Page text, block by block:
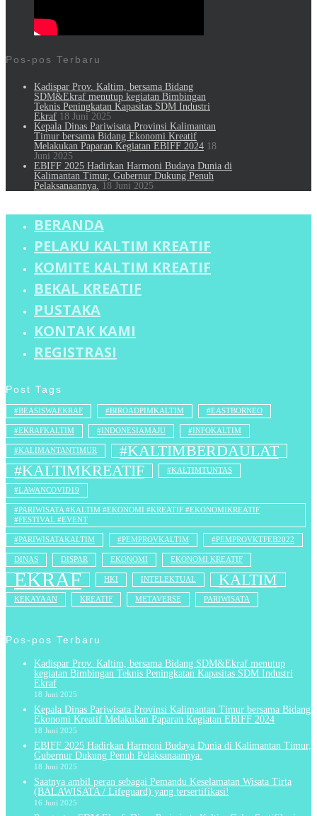
Pos-pos Terbaru
Kadispar Prov. Kaltim, bersama Bidang
SDM&Ekraf menutup kegiatan Bimbingan
Teknis Peningkatan Kapasitas SDM Industri
Ekraf 18 Juni 2025
Kepala Dinas Pariwisata Provinsi Kalimantan
Timur bersama Bidang Ekonomi Kreatif
Melakukan Paparan Kegiatan EBIFF 2024 18
Juni 2025
EBIFF 2025 Hadirkan Harmoni Budaya Dunia di
Kalimantan Timur, Gubernur Dukung Penuh
Pelaksanaannya.
18 Juni 2025
BERANDA
PELAKU KALTIM KREATIF
KOMITE KALTIM KREATIF
SUSUNAN PENGURUS
PROGRAM KERJA
SK-GUBERNUR-TTG-KOMITE-EKONOMI-
KREATIF-PROV.-KALTIM-2021
BEKAL KREATIF
JENIS BEASISWA SERTIFIKASI KOMPETENSI
TATA CARA PENDAFTARAN
JADWAL PELAKSANAAN
PUSTAKA
BUKU PROFIL EKRAF 2024
TABEL PELAKU Ekraf KALTIM 2023-dil-1.pdf
KONTAK KAMI
REGISTRASI
Post Tags
#BEASISWAEKRAF #BIROADPIMKALTIM #EASTBORNEO
#EKRAFKALTIM #INDONESIAMAJU #INFOKALTIM
#KALIMANTANTIMUR
#KALTIMBERDAULAT
#KALTIMKREATIF
#KALTIMTUNTAS
#LAWANCOVID19
#PARIWISATA #KALTIM #EKONOMI #KREATIF #EKONOMIKREATIF
#FESTIVAL #EVENT
#PARIWISATAKALTIM #PEMPROVKALTIM #PEMPROVKTFEB2022
DINAS DISPAR EKONOMI EKONOMI KREATIF
EKRAF HKI INTELEKTUAL KALTIM
KEKAYAAN KREATIF METAVERSE PARIWISATA
Pos-pos Terbaru
Kadispar Prov. Kaltim, bersama Bidang SDM&Ekraf menutup
kegiatan Bimbingan Teknis Peningkatan Kapasitas SDM Industri
Ekraf
18 Juni 2025
Kepala Dinas Pariwisata Provinsi Kalimantan Timur bersama Bidang
Ekonomi Kreatif Melakukan Paparan Kegiatan EBIFF 2024
18 Juni 2025
EBIFF 2025 Hadirkan Harmoni Budaya Dunia di Kalimantan Timur,
Gubernur Dukung Penuh Pelaksanaannya.
18 Juni 2025
Saatnya ambil peran sebagai Pemandu Keselamatan Wisata Tirta
(BALAWISATA / Lifeguard) yang tersertifikasi!
16 Juni 2025